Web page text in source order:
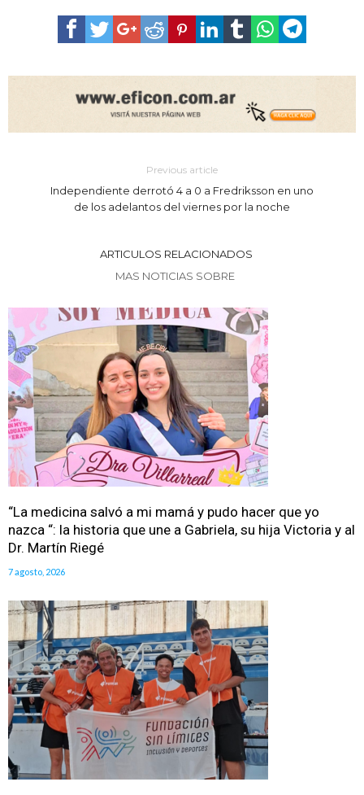
Previous article
Independiente derrotó 4 a 0 a Fredriksson en uno
de los adelantos del viernes por la noche
ARTICULOS RELACIONADOS
MAS NOTICIAS SOBRE
“La medicina salvó a mi mamá y pudo hacer que yo
nazca “: la historia que une a Gabriela, su hija Victoria y al
Dr. Martín Riegé
7 agosto, 2026